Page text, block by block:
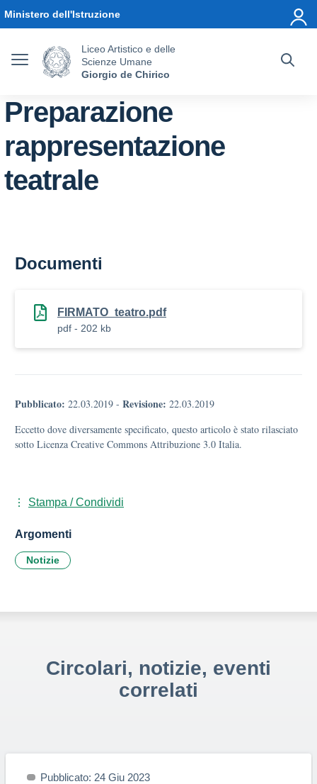
Ministero dell'Istruzione
Liceo Artistico e delle
Scienze Umane
Giorgio de Chirico
Preparazione
rappresentazione
teatrale
Documenti
FIRMATO_teatro.pdf
pdf - 202 kb
Pubblicato: 22.03.2019 - Revisione: 22.03.2019
Eccetto dove diversamente specificato, questo articolo è stato rilasciato
sotto Licenza Creative Commons Attribuzione 3.0 Italia.
Stampa / Condividi
Argomenti
Notizie
Circolari, notizie, eventi
correlati
Pubblicato: 24 Giu 2023